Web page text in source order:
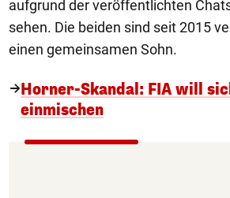
aufgrund der veröffentlichten
sehen. Die beiden sind seit 2015
einen gemeinsamen Sohn.
Horner-Skandal: FIA will
einmischen